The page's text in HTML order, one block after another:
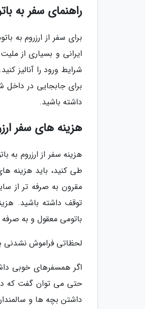
راهنمای سفر به
برای سفر از ارزروم به
ایرانی و بسیاری از
شرایط ورود را آنالیز
برای جابجایی در
داشته باشید.
هزینه های سفر
هزینه سفر از ارزروم
طی کنید، باید هزینه
مقرون به صرفه تر از
توقف داشته باشید.
باتومی معقول و به
لحظاتی فراموش نشدنی
اگر همسفرهای خوبی
حتی می توان گفت که
داشتن بچه ها و